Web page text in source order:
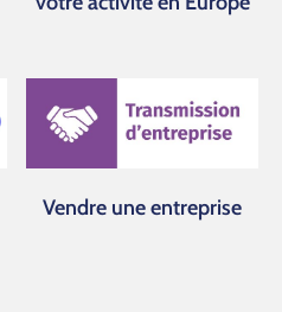
Vendre une entreprise